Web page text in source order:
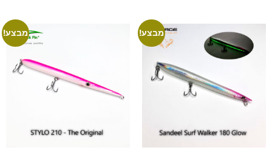
מבצע! מבצע!